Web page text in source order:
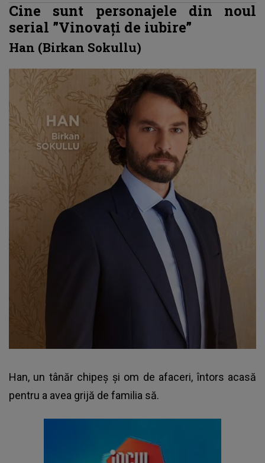
Cine sunt personajele din noul
serial ”Vinovați de iubire”
Han (Birkan Sokullu)
Han, un tânăr chipeș și om de afaceri, întors acasă
pentru a avea grijă de familia să.